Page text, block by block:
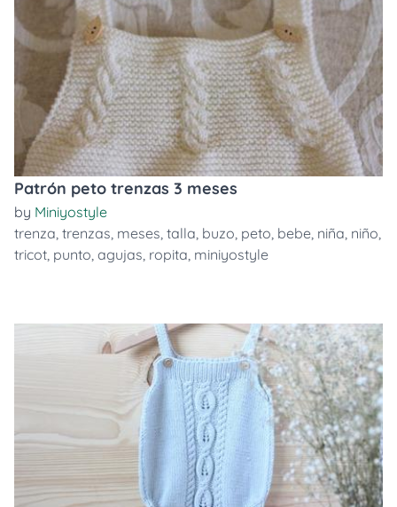
Patrón peto trenzas 3 meses
by Miniyostyle
trenza, trenzas, meses, talla, buzo, peto, bebe, niña, niño,
tricot, punto, agujas, ropita, miniyostyle